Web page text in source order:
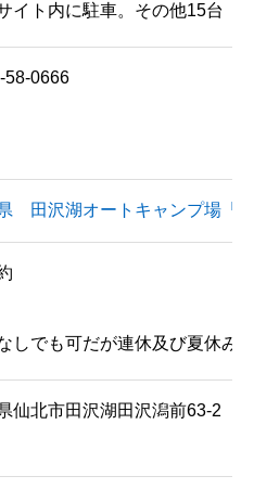
イト内に駐車。その他15台
58-0666
田沢湖オートキャンプ場「
しでも可だが連休及び夏休み
仙北市田沢湖田沢潟前63-2